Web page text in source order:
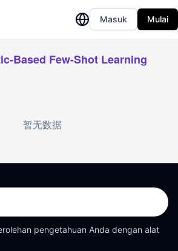
Masuk Mulai
Based Few-Shot Learning
暂无数据
pengetahuan Anda dengan alat